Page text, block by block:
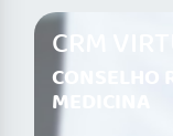
CRM
CONSELHO
MEDICINA